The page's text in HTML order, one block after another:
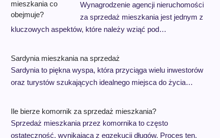
Wynagrodzenie agencji nieruchomości
za sprzedaż mieszkania jest jednym z
kluczowych aspektów, które należy wziąć pod…
Sardynia mieszkania na sprzedaż
Sardynia to piękna wyspa, która przyciąga wielu inwestorów
oraz turystów szukających idealnego miejsca do życia…
Ile bierze komornik za sprzedaż mieszkania?
Sprzedaż mieszkania przez komornika to często
ostateczność, wynikająca z egzekucji długów. Proces ten,